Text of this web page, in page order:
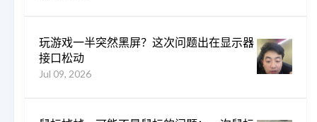
玩游戏一半突然黑屏？这次问题出在显示器
接口松动
Jul 09, 2026